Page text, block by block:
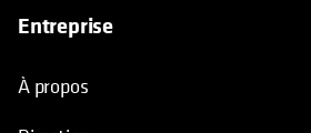
Entreprise
À propos